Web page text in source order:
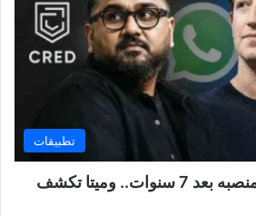
تطبيقات
رئيس واتساب يغادر منصبه بعد 7 سنوات.. وميتا تكشف